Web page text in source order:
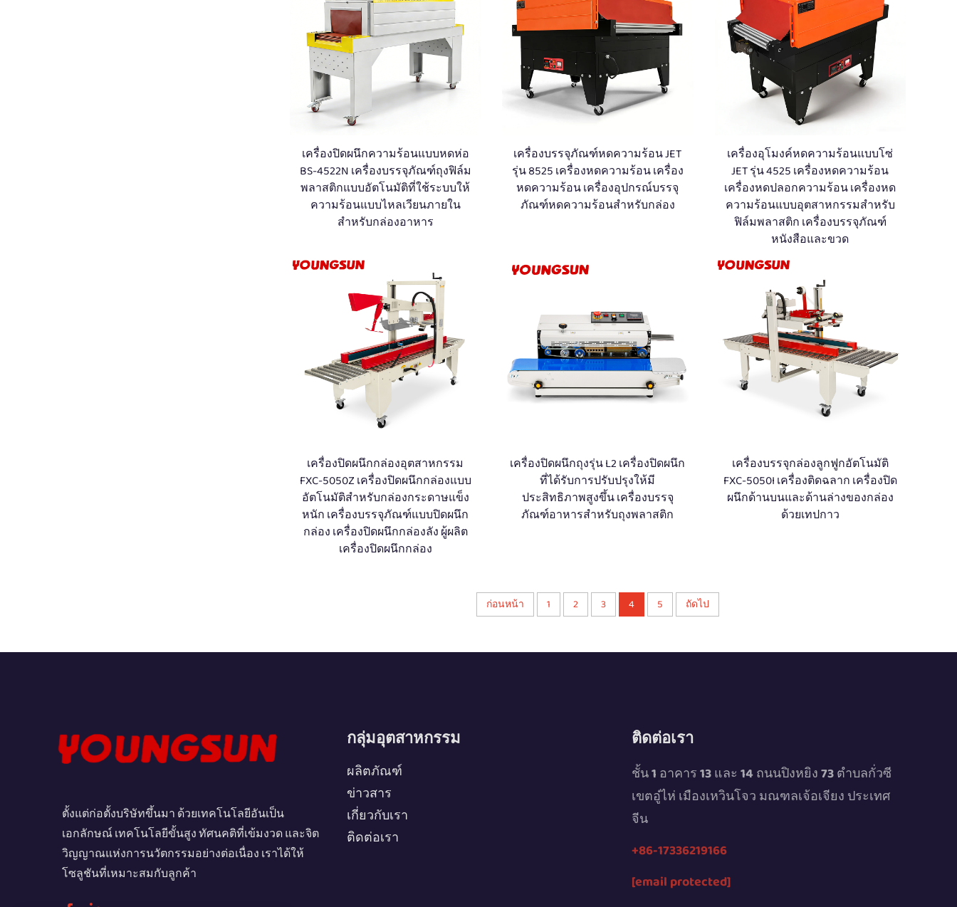
เครื่องปิดผนึกความร้อนแบบหดห่อ
BS-4522N เครื่องบรรจุภัณฑ์ถุงฟิล์ม
พลาสติกแบบอัตโนมัติที่ใช้ระบบให้
ความร้อนแบบไหลเวียนภายใน
สำหรับกล่องอาหาร
เครื่องบรรจุภัณฑ์หดความร้อน JET
รุ่น 8525 เครื่องหดความร้อน เครื่อง
หดความร้อน เครื่องอุปกรณ์บรรจุ
ภัณฑ์หดความร้อนสำหรับกล่อง
เครื่องอุโมงค์หดความร้อนแบบโซ่
JET รุ่น 4525 เครื่องหดความร้อน
เครื่องหดปลอกความร้อน เครื่องหด
ความร้อนแบบอุตสาหกรรมสำหรับ
ฟิล์มพลาสติก เครื่องบรรจุภัณฑ์
หนังสือและขวด
เครื่องปิดผนึกกล่องอุตสาหกรรม
FXC-5050Z เครื่องปิดผนึกกล่องแบบ
อัตโนมัติสำหรับกล่องกระดาษแข็ง
หนัก เครื่องบรรจุภัณฑ์แบบปิดผนึก
กล่อง เครื่องปิดผนึกกล่องลัง ผู้ผลิต
เครื่องปิดผนึกกล่อง
เครื่องปิดผนึกถุงรุ่น L2 เครื่องปิดผนึก
ที่ได้รับการปรับปรุงให้มี
ประสิทธิภาพสูงขึ้น เครื่องบรรจุ
ภัณฑ์อาหารสำหรับถุงพลาสติก
เครื่องบรรจุกล่องลูกฟูกอัตโนมัติ
FXC-5050I เครื่องติดฉลาก เครื่องปิด
ผนึกด้านบนและด้านล่างของกล่อง
ด้วยเทปกาว
ก่อนหน้า 1 2 3 4 5 ถัดไป
ตั้งแต่ก่อตั้งบริษัทขึ้นมา ด้วยเทคโนโลยีอันเป็น
เอกลักษณ์ เทคโนโลยีขั้นสูง ทัศนคติที่เข้มงวด และจิต
วิญญาณแห่งการนวัตกรรมอย่างต่อเนื่อง เราได้ให้
โซลูชันที่เหมาะสมกับลูกค้า
กลุ่มอุตสาหกรรม
ผลิตภัณฑ์
ข่าวสาร
เกี่ยวกับเรา
ติดต่อเรา
ติดต่อเรา
ชั้น 1 อาคาร 13 และ 14 ถนนปิงหยิง 73 ตำบลกั่วซี
เขตอู๋ไห่ เมืองเหวินโจว มณฑลเจ้อเจียง ประเทศ
จีน
+86-17336219166
[email protected]